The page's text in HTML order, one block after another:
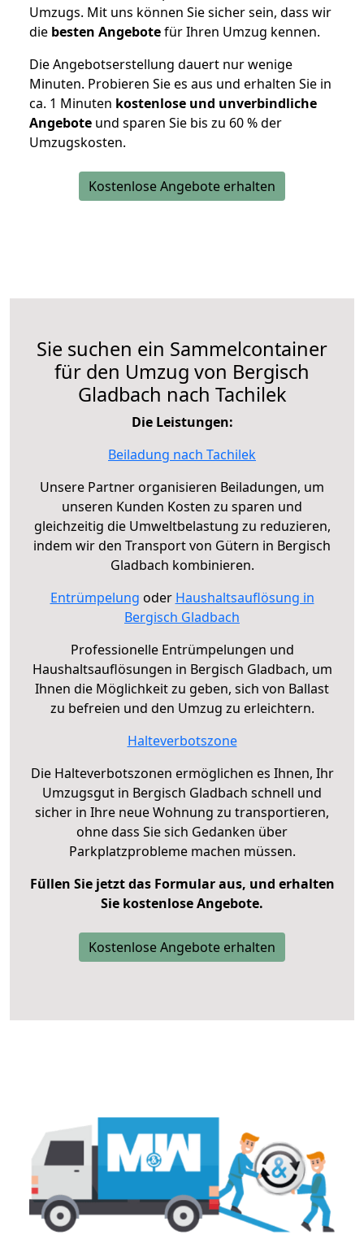
Umzugs. Mit uns können Sie sicher sein, dass wir
die besten Angebotefür Ihren Umzug kennen.
Die Angebotserstellung dauert nur wenige
Minuten. Probieren Sie es aus und erhalten Sie in
ca. 1 Minuten kostenlose und unverbindliche
Angebote und sparen Sie bis zu 60 % der
Umzugskosten.
Kostenlose Angebote erhalten
Sie suchen ein Sammelcontainer
für den Umzug von Bergisch
Gladbach nach Tachilek
Die Leistungen:
Beiladung nach Tachilek
Unsere Partner organisieren Beiladungen, um
unseren Kunden Kosten zu sparen und
gleichzeitig die Umweltbelastung zu reduzieren,
indem wir den Transport von Gütern in Bergisch
Gladbach kombinieren.
Entrümpelung oder Haushaltsauflösung in
Bergisch Gladbach
Professionelle Entrümpelungen und
Haushaltsauflösungen in Bergisch Gladbach, um
Ihnen die Möglichkeit zu geben, sich von Ballast
zu befreien und den Umzug zu erleichtern.
Halteverbotszone
Die Halteverbotszonen ermöglichen es Ihnen, Ihr
Umzugsgut in Bergisch Gladbach schnell und
sicher in Ihre neue Wohnung zu transportieren,
ohne dass Sie sich Gedanken über
Parkplatzprobleme machen müssen.
Füllen Sie jetzt das Formular aus, und erhalten
Sie kostenlose Angebote.
Kostenlose Angebote erhalten